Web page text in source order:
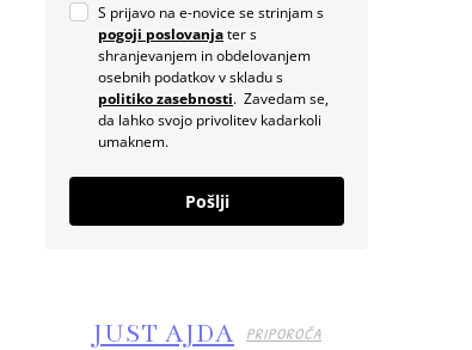
S prijavo na e-novice se strinjam s
pogoji poslovanjater s
shranjevanjem in obdelovanjem
osebnih podatkov v skladu s
politiko zasebnosti. Zavedam se,
da lahko svojo privolitev kadarkoli
umaknem.
Pošlji
JUST AJDA PRIPOROČA